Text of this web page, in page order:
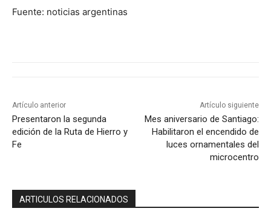
Fuente: noticias argentinas
Artículo anterior
Presentaron la segunda
edición de la Ruta de Hierro y
Fe
Artículo siguiente
Mes aniversario de Santiago:
Habilitaron el encendido de
luces ornamentales del
microcentro
ARTICULOS RELACIONADOS